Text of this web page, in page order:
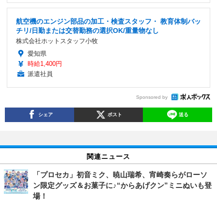
航空機のエンジン部品の加工・検査スタッフ・ 教育体制バッ
チリ/日勤または交替勤務の選択OK/重量物なし
株式会社ホットスタッフ小牧
愛知県
時給1,400円
派遣社員
Sponsored by
シェア ポスト 送る
関連ニュース
「プロセカ」初音ミク、暁山瑞希、宵崎奏らがローソ
ン限定グッズ＆お菓子に♪“からあげクン”ミニぬいも登
場！